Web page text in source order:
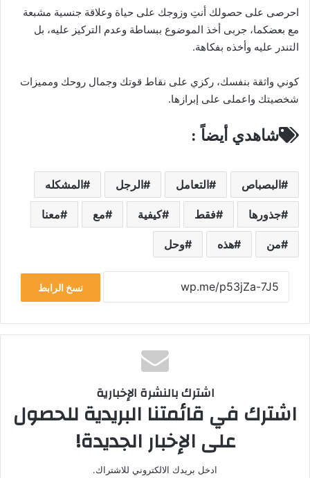
احرصى على حصولك أنتِ وزوجك على حياة وعلاقة جنسية مشبعة
مع بعضكما، جربى أخذ الموضوع ببساطة وعدم التركيز عليه، بل
التندر عليه وأخذه بفكاهة.
كوني واثقة بنفسك، ركزي على نقاط قوتك وجمال روحك ومميزات
شخصيتك واعملى على إبرازها.
شاهدي أيضاً :
البصباص التعامل الرجل المشكله
جذورها فقط كيفية مع معنا
من هذه وحل
نسخ الرابط
اشترك بالنشرة الإخبارية
اشترك في قائمتنا البريدية للحصول
على الإخبار الجديدة!
ادخل بريدك الالكتروني للاشتراك.